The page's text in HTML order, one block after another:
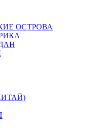
ОСТРОВА